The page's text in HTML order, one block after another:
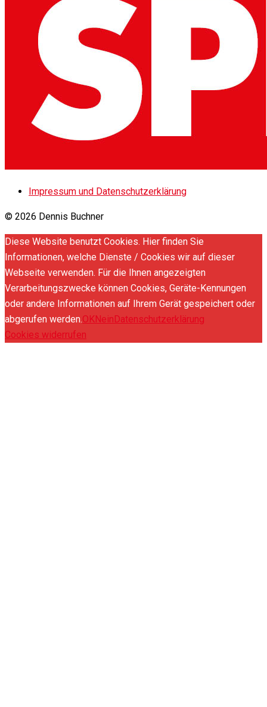
Impressum und Datenschutzerklärung
© 2026 Dennis Buchner
Diese Website benutzt Cookies. Hier finden Sie
Informationen, welche Dienste / Cookies wir auf dieser
Webseite verwenden. Für die Ihnen angezeigten
Verarbeitungszwecke können Cookies, Geräte-Kennungen
oder andere Informationen auf Ihrem Gerät gespeichert oder
abgerufen werden.OKNeinDatenschutzerklärung
Cookies widerrufen